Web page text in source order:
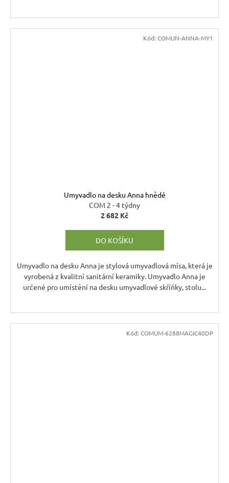
Umyvadlo na desku Anna hnědé
COM 2 - 4 týdny
2 682 Kč
DO KOŠÍKU
Umyvadlo na desku Anna je stylová umyvadlová mísa, která je
vyrobená z kvalitní sanitární keramiky. Umyvadlo Anna je
určené pro umístění na desku umyvadlové skříňky, stolu...
Kód: COMUN-ANNA-MY1
Kód: COMUM-6288MAGIC40DP